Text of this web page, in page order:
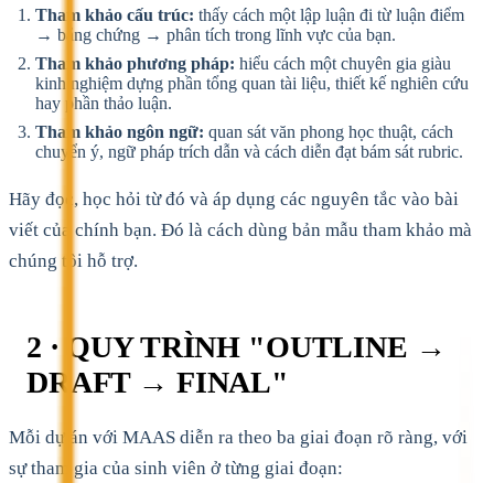
Tham khảo cấu trúc: thấy cách một lập luận đi từ luận điểm
→ bằng chứng → phân tích trong lĩnh vực của bạn.
Tham khảo phương pháp: hiểu cách một chuyên gia giàu
kinh nghiệm dựng phần tổng quan tài liệu, thiết kế nghiên cứu
hay phần thảo luận.
Tham khảo ngôn ngữ: quan sát văn phong học thuật, cách
chuyển ý, ngữ pháp trích dẫn và cách diễn đạt bám sát rubric.
Hãy đọc, học hỏi từ đó và áp dụng các nguyên tắc vào bài
viết của chính bạn. Đó là cách dùng bản mẫu tham khảo mà
chúng tôi hỗ trợ.
2 · QUY TRÌNH "OUTLINE →
DRAFT → FINAL"
Mỗi dự án với MAAS diễn ra theo ba giai đoạn rõ ràng, với
sự tham gia của sinh viên ở từng giai đoạn: